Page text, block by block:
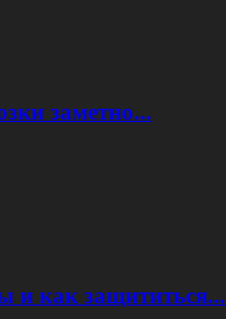
заметно...
и как защититься...